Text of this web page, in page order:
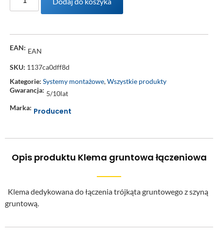
EAN: EAN
SKU: 1137ca0dff8d
Kategorie: Systemy montażowe,Wszystkie produkty
Gwarancja: 5/10lat
Marka: Producent
Opis produktu Klema gruntowa łączeniowa
Klema dedykowana do łączenia trójkąta gruntowego z szyną
gruntową.